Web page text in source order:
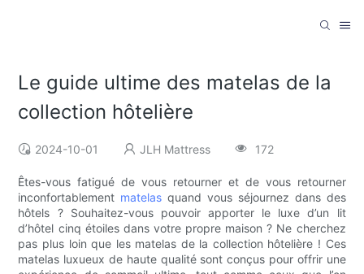
Le guide ultime des matelas de la
collection hôtelière
2024-10-01 JLH Mattress 172
Êtes-vous fatigué de vous retourner et de vous retourner
inconfortablement matelasquand vous séjournez dans des
hôtels ? Souhaitez-vous pouvoir apporter le luxe d’un lit
d’hôtel cinq étoiles dans votre propre maison ? Ne cherchez
pas plus loin que les matelas de la collection hôtelière ! Ces
matelas luxueux de haute qualité sont conçus pour offrir une